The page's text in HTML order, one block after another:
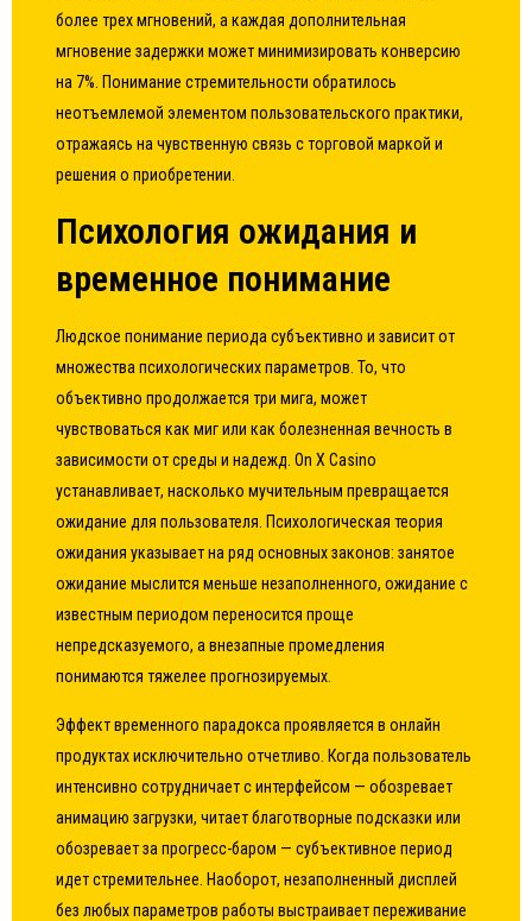
более трех мгновений, а каждая дополнительная
мгновение задержки может минимизировать конверсию
на 7%. Понимание стремительности обратилось
неотъемлемой элементом пользовательского практики,
отражаясь на чувственную связь с торговой маркой и
решения о приобретении.
Психология ожидания и
временное понимание
Людское понимание периода субъективно и зависит от
множества психологических параметров. То, что
объективно продолжается три мига, может
чувствоваться как миг или как болезненная вечность в
зависимости от среды и надежд. On X Casino
устанавливает, насколько мучительным превращается
ожидание для пользователя. Психологическая теория
ожидания указывает на ряд основных законов: занятое
ожидание мыслится меньше незаполненного, ожидание с
известным периодом переносится проще
непредсказуемого, а внезапные промедления
понимаются тяжелее прогнозируемых.
Эффект временного парадокса проявляется в онлайн
продуктах исключительно отчетливо. Когда пользователь
интенсивно сотрудничает с интерфейсом — обозревает
анимацию загрузки, читает благотворные подсказки или
обозревает за прогресс-баром — субъективное период
идет стремительнее. Наоборот, незаполненный дисплей
без любых параметров работы выстраивает переживание